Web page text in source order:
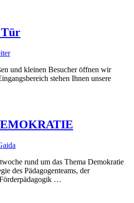
Tür
und kleinen Besucher öffnen wir
stehen Ihnen unsere
rund um das Thema Demokratie
des Pädagogenteams, der
…